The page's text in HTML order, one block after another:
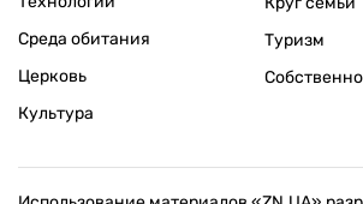
Среда обитания
Церковь
Культура
Туризм